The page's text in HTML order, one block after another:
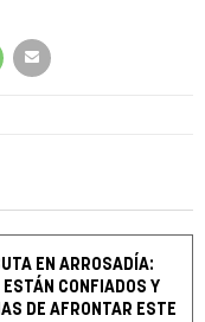
EN ARROSADÍA:
CONFIADOS Y
DE AFRONTAR ESTE